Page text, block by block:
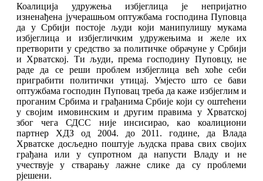
Коалиција удружења избјеглица је непријатно
изненађена јучерашњом оптужбама господина Пуповца
да у Србији постоје људи који манипулишу мукама
избјеглица и избјегличким удружењима и желе их
претворити у средство за политичке обрачуне у Србији
и Хрватској. Ти људи, према господину Пуповцу, не
раде да се реши проблем избјеглица већ хоће себи
приграбити политички утицај. Умјесто што се бави
оптужбама господин Пуповац треба да каже избјеглим и
проганим Србима и грађанима Србије који су оштећени
у својим имовинским и другим правима у Хрватској
због чега СДСС није инсисирао, као коалициони
партнер ХДЗ од 2004. до 2011. године, да Влада
Хрватске досљедно поштује људска права свих својих
грађана или у супротном да напусти Владу и не
учествује у стварању лажне слике да су проблеми
рјешени.